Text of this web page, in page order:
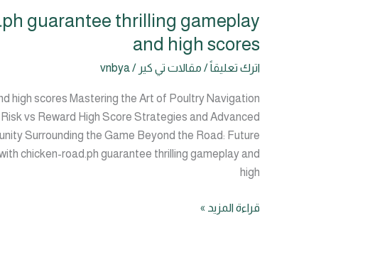
guarantee thrilling gameplay
and high scores
اترك تعليقاً/ مقالات تي كير /
vnbya
high scores Mastering the Art of Poultry Navigation
vs Reward High Score Strategies and Advanced
Surrounding the Game Beyond the Road: Future
chicken-road.ph guarantee thrilling gameplay and
high
Remarkable
dodging
traffic
with
chicken-
road.ph
guarantee
thrilling
and
قراءة المزيد »